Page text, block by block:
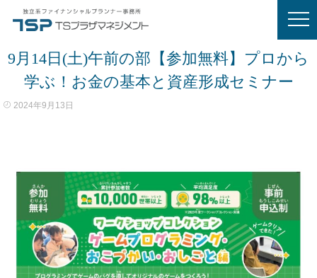
9月14日(土)午前の部【参加無料】プロから
学ぶ！お金の基本と資産形成セミナー
2024年9月13日